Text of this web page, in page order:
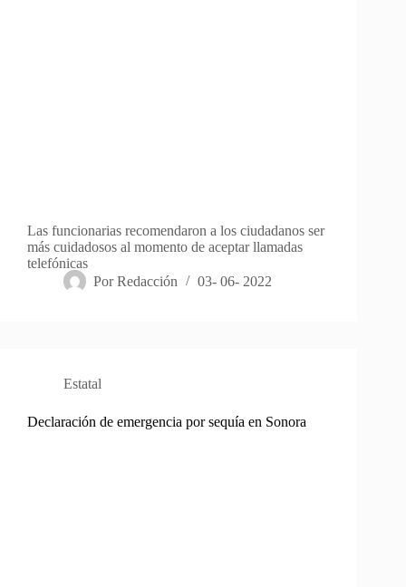
Las funcionarias recomendaron a los ciudadanos ser
más cuidadosos al momento de aceptar llamadas
telefónicas
Por Redacción 03- 06- 2022
Estatal
Declaración de emergencia por sequía en Sonora